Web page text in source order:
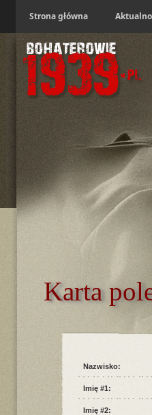
Strona główna
Karta
Nazwisko:
Imię #1:
Imię #2: